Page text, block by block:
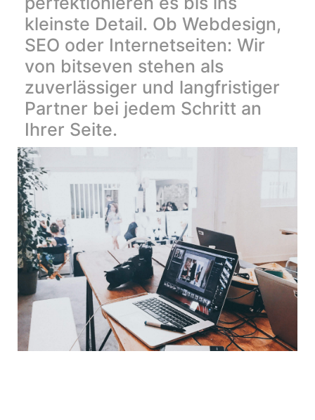
kleinste Detail. Ob Webdesign,
SEO oder Internetseiten: Wir
von bitseven stehen als
zuverlässiger und langfristiger
Partner bei jedem Schritt an
Ihrer Seite.